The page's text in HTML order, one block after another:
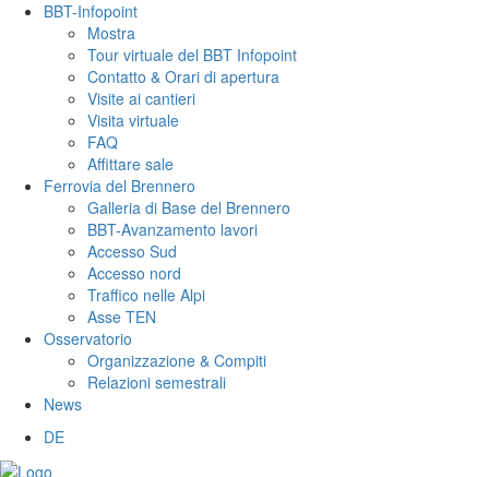
BBT-Infopoint
Mostra
Tour virtuale del BBT Infopoint
Contatto & Orari di apertura
Visite ai cantieri
Visita virtuale
FAQ
Affittare sale
Ferrovia del Brennero
Galleria di Base del Brennero
BBT-Avanzamento lavori
Accesso Sud
Accesso nord
Traffico nelle Alpi
Asse TEN
Osservatorio
Organizzazione & Compiti
Relazioni semestrali
News
DE